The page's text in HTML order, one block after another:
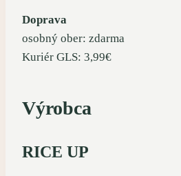
Doprava
osobný ober: zdarma
Kuriér GLS: 3,99€
Výrobca
RICE UP